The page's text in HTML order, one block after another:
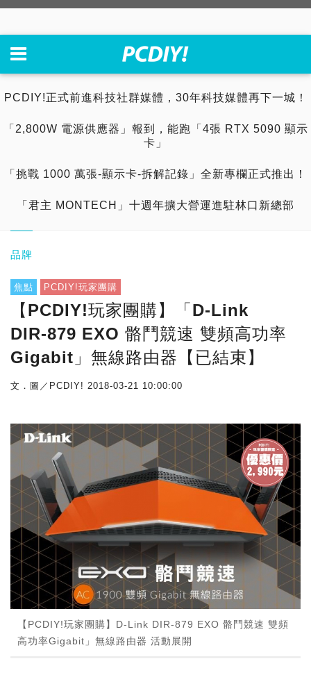
PCDIY!正式前進科技社群媒體，30年科技媒體再下一城！
「2,800W 電源供應器」報到，能跑「4張 RTX 5090 顯示
卡」
「挑戰 1000 萬張-顯示卡-拆解記錄」全新專欄正式推出！
「君主 MONTECH」十週年擴大營運進駐林口新總部
品牌
焦點 PCDIY!玩家團購
【PCDIY!玩家團購】「D-Link
DIR-879 EXO 骼鬥競速 雙頻高功率
Gigabit」無線路由器【已結束】
文．圖／PCDIY! 2018-03-21 10:00:00
【PCDIY!玩家團購】D-Link DIR-879 EXO 骼鬥競速 雙頻
高功率Gigabit」無線路由器 活動展開